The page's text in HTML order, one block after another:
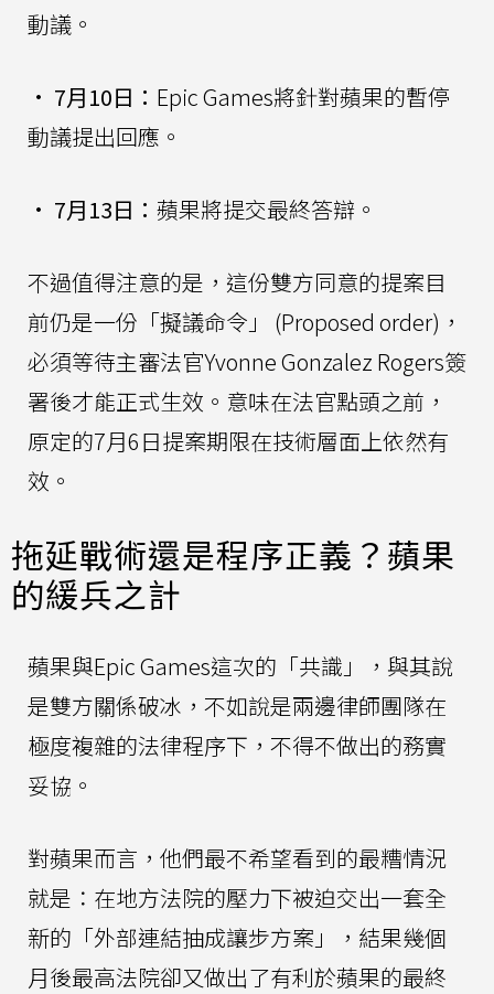
動議。
• 7月10日： Epic Games將針對蘋果的暫停
動議提出回應。
• 7月13日： 蘋果將提交最終答辯。
不過值得注意的是，這份雙方同意的提案目
前仍是一份「擬議命令」 (Proposed order)，
必須等待主審法官Yvonne Gonzalez Rogers簽
署後才能正式生效。意味在法官點頭之前，
原定的7月6日提案期限在技術層面上依然有
效。
拖延戰術還是程序正義？蘋果
的緩兵之計
蘋果與Epic Games這次的「共識」，與其說
是雙方關係破冰，不如說是兩邊律師團隊在
極度複雜的法律程序下，不得不做出的務實
妥協。
對蘋果而言，他們最不希望看到的最糟情況
就是：在地方法院的壓力下被迫交出一套全
新的「外部連結抽成讓步方案」，結果幾個
月後最高法院卻又做出了有利於蘋果的最終